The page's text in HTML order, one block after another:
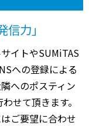
力」
イトやSUMiTAS
への登録による
へのポスティン
せて頂きます。
ご要望に合わせ